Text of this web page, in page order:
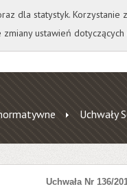
A A A A
Uchwały
Uchwała Nr 136/
dla statystyk.
ustawień